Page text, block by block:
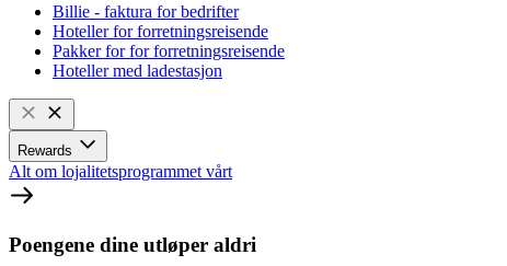
Billie - faktura for bedrifter
Hoteller for forretningsreisende
Pakker for for forretningsreisende
Hoteller med ladestasjon
Rewards
Alt om lojalitetsprogrammet vårt
Poengene dine utløper aldri